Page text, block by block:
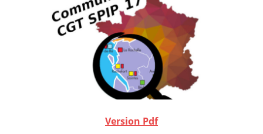
Version Pdf